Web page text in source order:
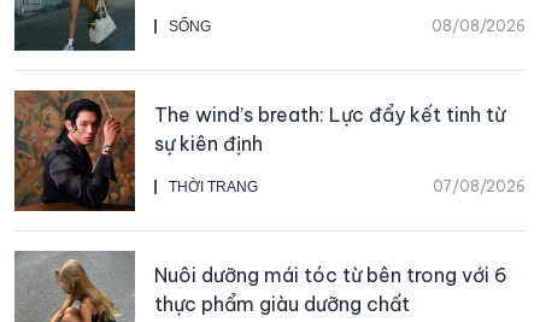
SỐNG 08/08/2026
thể bắt đầu
THỜI TRANG 07/08/2026
The wind’s breath: Lực đẩy kết tinh từ
sự kiên định
Nuôi dưỡng mái tóc từ bên trong với 6
thực phẩm giàu dưỡng chất